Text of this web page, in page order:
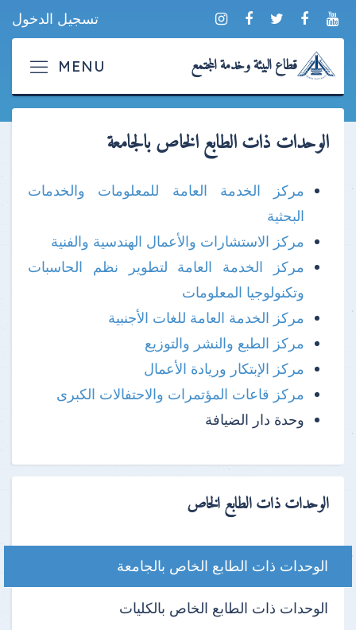
تسجيل الدخول
قطاع البيئة وخدمة المجتمع
الوحدات ذات الطابع الخاص بالجامعة
مركز الخدمة العامة للمعلومات والخدمات
البحثية
مركز الاستشارات والأعمال الهندسية والفنية
مركز الخدمة العامة لتطوير نظم الحاسبات
وتكنولوجيا المعلومات
مركز الخدمة العامة للغات الأجنبية
مركز الطبع والنشر والتوزيع
مركز الإبتكار وريادة الأعمال
مركز قاعات المؤتمرات والاحتفالات الكبرى
وحدة دار الضيافة
الوحدات ذات الطابع الخاص
الوحدات ذات الطابع الخاص بالجامعة
الوحدات ذات الطابع الخاص بالكليات